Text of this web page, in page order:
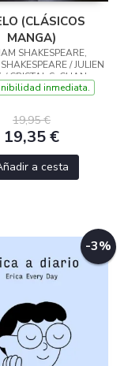
(CLÁSICOS
MANGA)
SHAKESPEARE,
/ JULIEN
/ CRISTAL S. CHAN,
inmediata.
19,95 €
19,35 €
a cesta
-3%